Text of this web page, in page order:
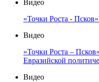
Видео
«Точки Роста -
Видео
«Точки Роста –
Евразийской
Видео